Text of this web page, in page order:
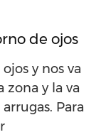
de ojos
y nos va
zona y la va
Para